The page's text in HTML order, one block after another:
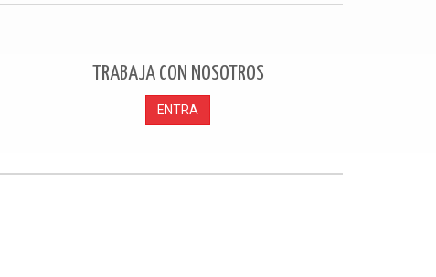
TRABAJA CON NOSOTROS
ENTRA